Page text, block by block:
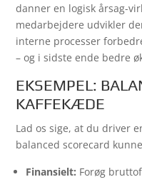
danner en logisk årsag-
medarbejdere udvikler
interne processer
– og i sidste ende bedre
EKSEMPEL:
KAFFEKÆDE
Lad os sige, at du driver
balanced scorecard
Finansielt: Forøg